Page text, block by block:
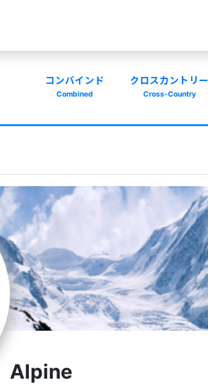
コンバインド
Combined
クロスカントリー
Cross-Country
Alpine